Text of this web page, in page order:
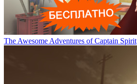
The Awesome Adventures of Captain Spirit